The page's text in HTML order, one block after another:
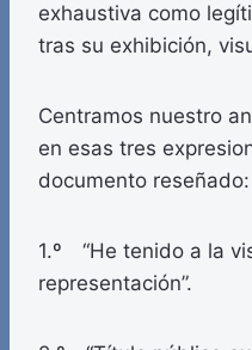
exhaustiva como
tras su exhibición,
Centramos nuestro
en esas tres
documento reseñado:
1.º “He tenido a la
representación”.